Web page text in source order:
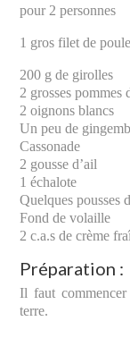
pour 2 personnes
1 gros filet de
200 g de girolles
2 grosses pommes
2 oignons blancs
Un peu de
Cassonade
2 gousse d’ail
1 échalote
Quelques pousses
Fond de volaille
2 c.a.s de crème
Préparation :
Il faut
terre.